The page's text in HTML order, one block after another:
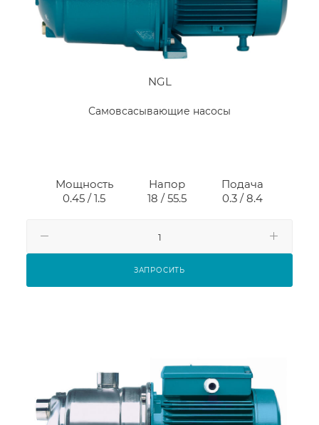
NGL
Самовсасывающие насосы
Мощность
0.45 / 1.5
Напор
18 / 55.5
Подача
0.3 / 8.4
ЗАПРОСИТЬ